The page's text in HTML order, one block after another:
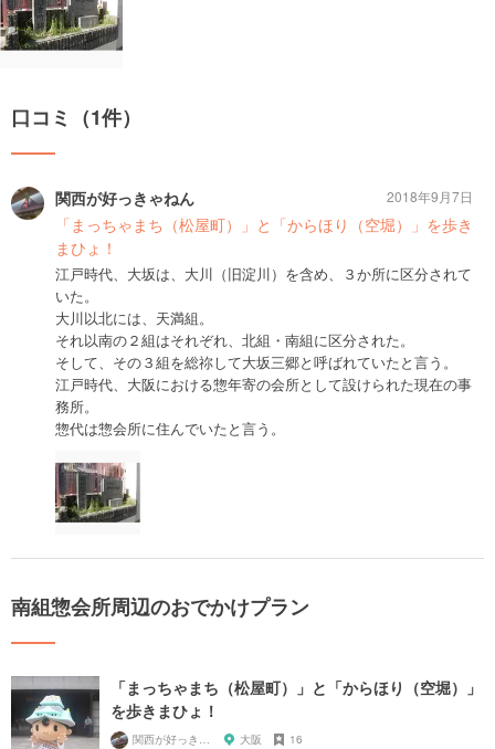
口コミ（1件）
関西が好っきゃねん
「まっちゃまち（松屋町）」と「からほり（空堀）」を歩き
まひょ！
江戸時代、大坂は、大川（旧淀川）を含め、３か所に区分されて
いた。
大川以北には、天満組。
それ以南の２組はそれぞれ、北組・南組に区分された。
そして、その３組を総祢して大坂三郷と呼ばれていたと言う。
江戸時代、大阪における惣年寄の会所として設けられた現在の事
務所。
惣代は惣会所に住んでいたと言う。
2018年9月7日
南組惣会所周辺のおでかけプラン
「まっちゃまち（松屋町）」と「からほり（空堀）」
を歩きまひょ！
関西が好っきゃねん 大阪 16